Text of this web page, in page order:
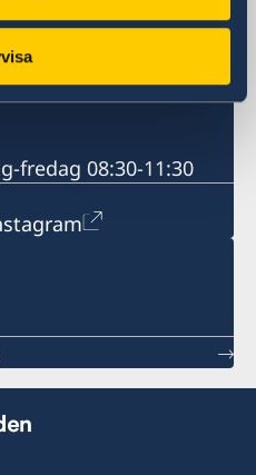
60
fredag 08:30-11:30